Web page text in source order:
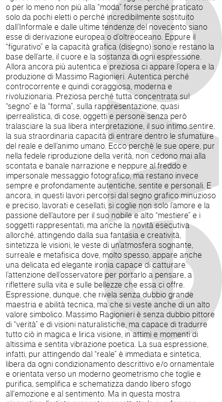
o per lo meno non più alla “moda” forse perché praticato
solo da pochi eletti o perché incredibilmente sostituito
dall’Informale e dalle ultime tendenze del novecento siano
esse di derivazione europea o d’oltreoceano. Eppure il
“figurativo” e la capacità grafica (disegno) sono e restano la
base dell’arte, il cuore e la sostanza di ogni espressione.
Allora ancora più autentica e preziosa ci appare l’opera e la
produzione di Massimo Ragionieri. Autentica perché
controcorrente e quindi coraggiosa, moderna e
rivoluzionaria. Preziosa perché tutta concentrata sul
“segno” e la “forma”, sulla rappresentazione, quasi
iperrealistica, di cose, oggetti e persone senza però
tralasciare la sua libera interpretazione, il suo intimo sentire,
la sua straordinaria capacità di entrare dentro le sfumature
del reale e dell’animo umano. Ecco perchè le sue opere, pur
nella fedele riproduzione della verità, non cedono mai alla
scontata e banale narrazione e neppure al freddo e
impersonale messaggio fotografico, ma restano invece
sempre e profondamente autentiche, sentite e personali. E
ancora, in questi lavori percorsi dal segno grafico minuzioso
e preciso, lavorati e cesellati, si coglie non solo l’amore e la
passione dell’autore per il suo nobile e alto “mestiere” e i
soggetti rappresentati, ma anche la novità esecutiva
allorché, attingendo dalla sua fantasia e creatività,
sintetizza le visioni, le veste di un’atmosfera sognante,
surreale e metafisica dove, molto spesso, appare anche
una delicata ed elegante ironia capace di catturare
l’attenzione dell’osservatore per portarlo a pensare, a
riflettere sulla vita e sulle bellezze che essa ci offre.
Espressione, dunque, che rivela senza dubbio grande
maestria e abilità tecnica, ma che si veste anche di un alto
valore simbolico. Massimo Ragionieri è senza dubbio pittore
di “verità” e di visioni naturalistiche, ma capace di tradurre
tutto ciò in magica e lirica visione, in attimi e momenti di
altissima e sentita vibrazione poetica. La sua espressione,
infatti, pur attingendo dal “reale” è immediata e sintetica,
libera da ogni condizionamento descrittivo e/o ornamentale
e orientata verso un moderno geometrismo che toglie e
purifica, semplifica e schematizza dando libero sfogo
all'emozione e al sentimento. Ma in questa mostra